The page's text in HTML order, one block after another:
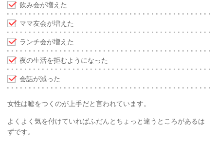
飲み会が増えた
ママ友会が増えた
ランチ会が増えた
夜の生活を拒むようになった
会話が減った
女性は嘘をつくのが上手だと言われています。
よくよく気を付けていればふだんとちょっと違うところがあるは
ずです。